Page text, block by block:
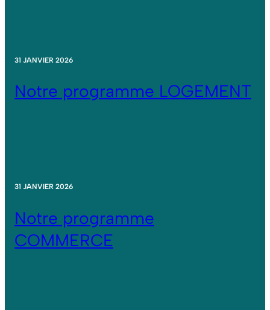
31 JANVIER 2026
Notre programme LOGEMENT
31 JANVIER 2026
Notre programme
COMMERCE